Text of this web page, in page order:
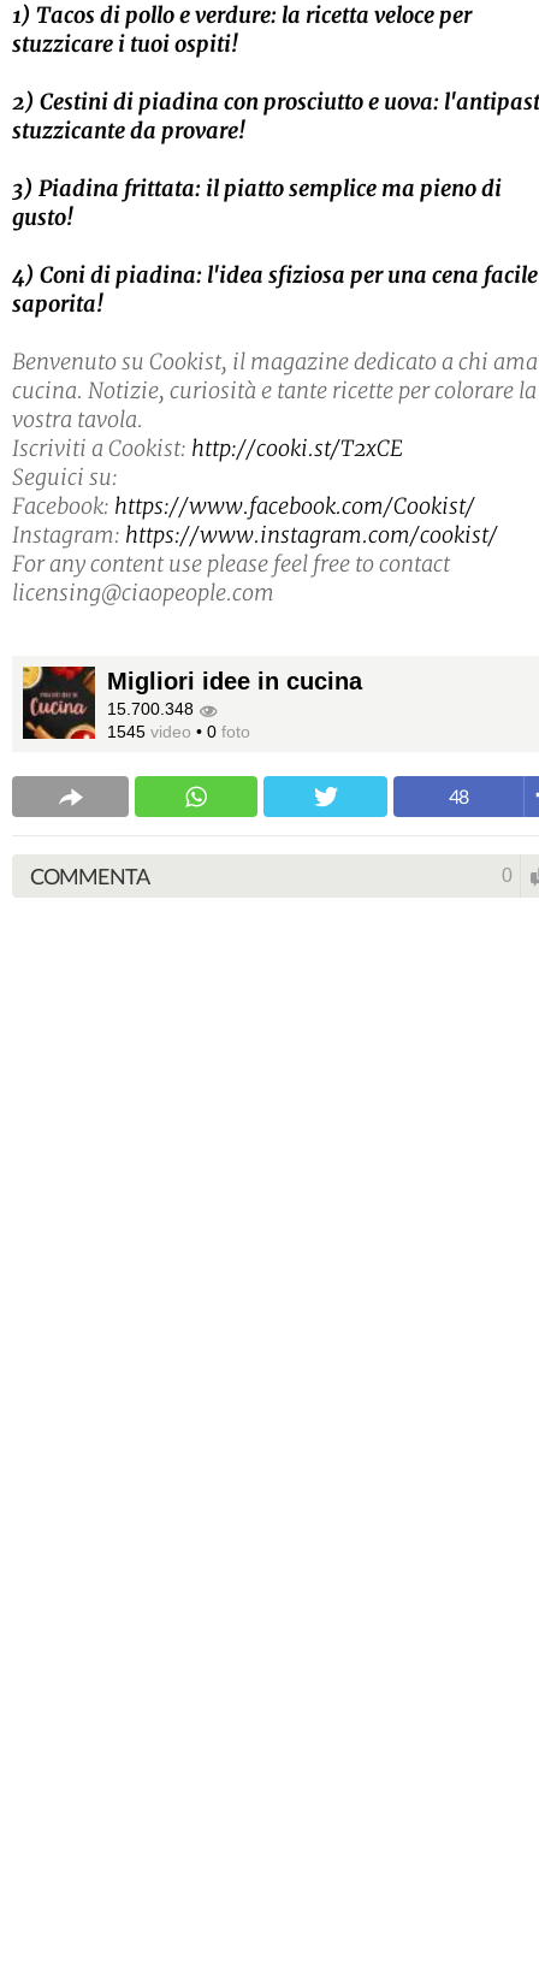
1) Tacos di pollo e verdure: la ricetta veloce per
stuzzicare i tuoi ospiti!
2) Cestini di piadina con prosciutto e uova:
stuzzicante da provare!
3) Piadina frittata: il piatto semplice ma pieno di
gusto!
4) Coni di piadina: l'idea sfiziosa per una cena
saporita!
Benvenuto su Cookist, il magazine dedicato a chi
cucina. Notizie, curiosità e tante ricette per colorare la
vostra tavola.
Iscriviti a Cookist: http://cooki.st/T2xCE
Seguici su:
Facebook: https://www.facebook.com/Cookist/
Instagram: https://www.instagram.com/cookist/
For any content use please feel free to contact
licensing@ciaopeople.com
Migliori idee in cucina
15.700.348
1545 video • 0 foto
48
COMMENTA 0